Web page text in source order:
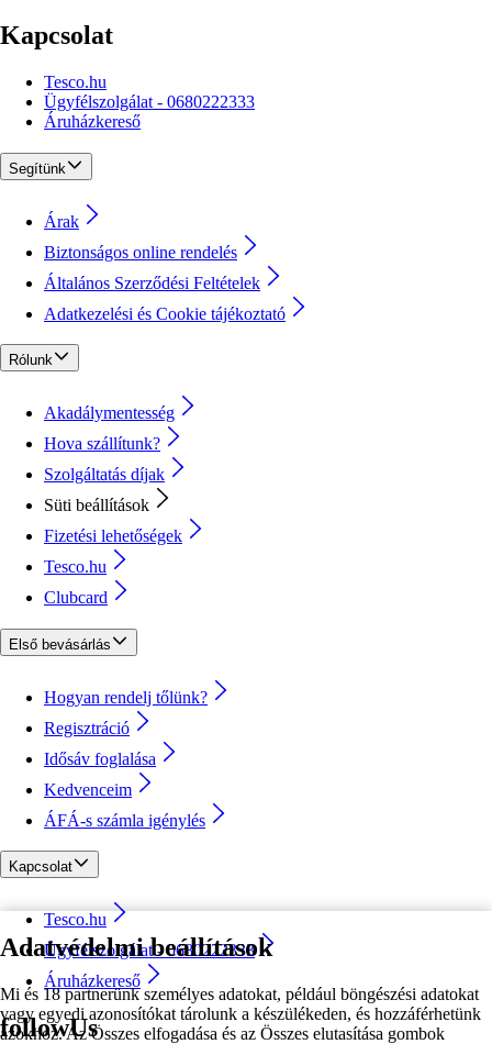
Adatvédelmi beállítások
Mi és 18 partnerünk személyes adatokat, például böngészési adatokat
vagy egyedi azonosítókat tárolunk a készülékeden, és hozzáférhetünk
azokhoz. Az Összes elfogadása és az Összes elutasítása gombok
Kapcsolat
Tesco.hu
Ügyfélszolgálat - 0680222333
Áruházkereső
Segítünk
Árak
Biztonságos online rendelés
Általános Szerződési Feltételek
Adatkezelési és Cookie tájékoztató
Rólunk
Akadálymentesség
Hova szállítunk?
Szolgáltatás díjak
Süti beállítások
Fizetési lehetőségek
Tesco.hu
Clubcard
Első bevásárlás
Hogyan rendelj tőlünk?
Regisztráció
Idősáv foglalása
Kedvenceim
ÁFÁ-s számla igénylés
Kapcsolat
Tesco.hu
Ügyfélszolgálat - 0680222333
Áruházkereső
followUs